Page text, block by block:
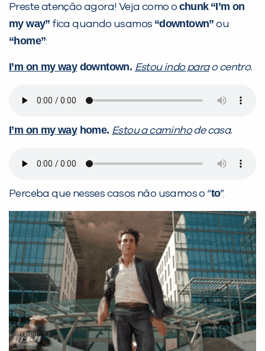
Preste atenção agora! Veja como o chunk “I’m on
my way” fica quando usamos “downtown” ou
“home”:
I’m on my waydowntown. Estou indo parao centro.
I’m on my wayhome. Estou a caminhode casa.
Perceba que nesses casos não usamos o “to”.